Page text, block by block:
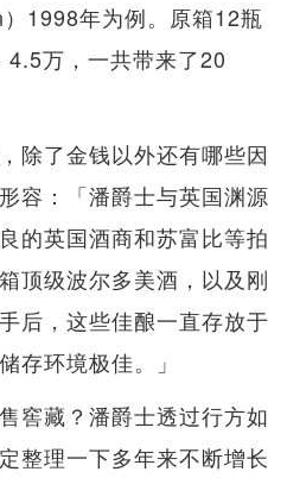
1998年为例。原箱12瓶
万，一共带来了20
除了金钱以外还有哪些因
容：「潘爵士与英国渊源
的英国酒商和苏富比等拍
顶级波尔多美酒，以及刚
后，这些佳酿一直存放于
存环境极佳。」
窖藏？潘爵士透过行方如
整理一下多年来不断增长